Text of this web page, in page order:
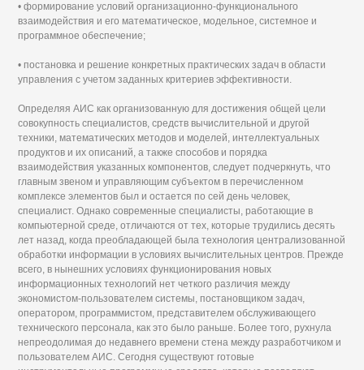
• формирование условий организационно-функционального
взаимодействия и его математическое, модельное, системное и
программное обеспечение;
• постановка и решение конкретных практических задач в области
управления с учетом заданных критериев эффективности.
Определяя АИС как организованную для достижения общей цели
совокупность специалистов, средств вычислительной и другой
техники, математических методов и моделей, интеллектуальных
продуктов и их описаний, а также способов и порядка
взаимодействия указанных компонентов, следует подчеркнуть, что
главным звеном и управляющим субъектом в перечисленном
комплексе элементов был и остается по сей день человек,
специалист. Однако современные специалисты, работающие в
компьютерной среде, отличаются от тех, которые трудились десять
лет назад, когда преобладающей была технология централизованной
обработки информации в условиях вычислительных центров. Прежде
всего, в нынешних условиях функционирования новых
информационных технологий нет четкого различия между
экономистом-пользователем системы, постановщиком задач,
оператором, программистом, представителем обслуживающего
технического персонала, как это было раньше. Более того, рухнула
непреодолимая до недавнего времени стена между разработчиком и
пользователем АИС. Сегодня существуют готовые